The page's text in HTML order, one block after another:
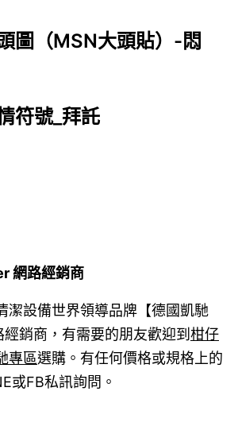
圖（MSN大頭貼）-悶
符號_拜託
網路經銷商
潔設備世界領導品牌【德國凱馳
銷商，有需要的朋友歡迎到 柑仔
專區選購。有任何價格或規格上的
或FB私訊詢問。